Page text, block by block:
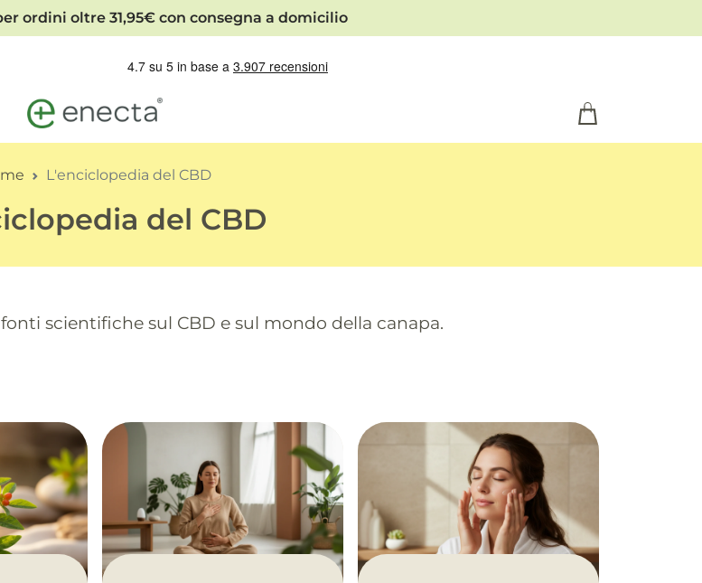
ordini oltre 31,95€ con consegna a domicilio
L'enciclopedia del CBD
del CBD
scientifiche sul CBD e sul mondo della canapa.